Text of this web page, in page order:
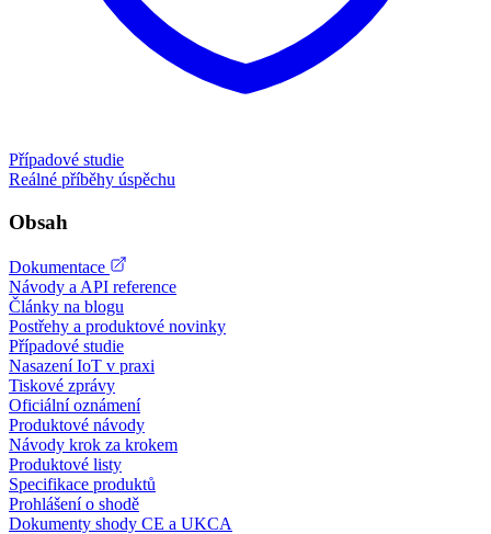
Případové studie
Reálné příběhy úspěchu
Obsah
Dokumentace
Návody a API reference
Články na blogu
Postřehy a produktové novinky
Případové studie
Nasazení IoT v praxi
Tiskové zprávy
Oficiální oznámení
Produktové návody
Návody krok za krokem
Produktové listy
Specifikace produktů
Prohlášení o shodě
Dokumenty shody CE a UKCA